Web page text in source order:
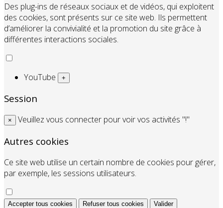
Des plug-ins de réseaux sociaux et de vidéos, qui exploitent
des cookies, sont présents sur ce site web. Ils permettent
d’améliorer la convivialité et la promotion du site grâce à
différentes interactions sociales.
YouTube +
Session
× Veuillez vous connecter pour voir vos activités "!"
Autres cookies
Ce site web utilise un certain nombre de cookies pour gérer,
par exemple, les sessions utilisateurs.
Accepter tous cookies Refuser tous cookies Valider